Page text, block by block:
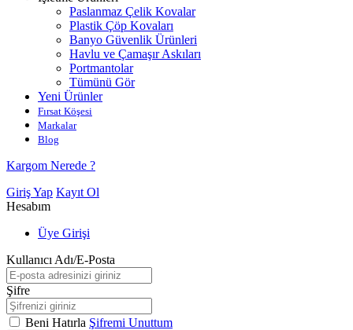
Paslanmaz Çelik Kovalar
Plastik Çöp Kovaları
Banyo Güvenlik Ürünleri
Havlu ve Çamaşır Askıları
Portmantolar
Tümünü Gör
Yeni Ürünler
Fırsat Köşesi
Markalar
Blog
Kargom Nerede ?
Giriş Yap Kayıt Ol
Hesabım
Üye Girişi
Kullanıcı Adı/E-Posta
Şifre
Beni Hatırla Şifremi Unuttum